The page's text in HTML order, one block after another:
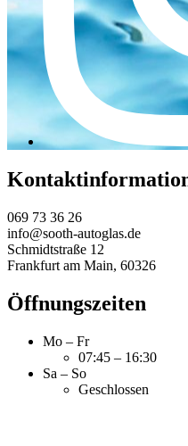
069 73 36 26
info@sooth-autoglas.de
Schmidtstraße 12
Frankfurt am Main, 60326
Öffnungszeiten
Mo – Fr
07:45 – 16:30
Sa – So
Geschlossen